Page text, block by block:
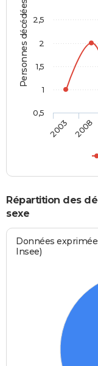
Personnes décédées
2003 2008
0,5
1
1,5
2
2,5
Répartition des
sexe
Données
Insee)